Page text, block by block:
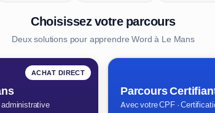
Choisissez votre parcours
Deux solutions pour apprendre Word à Le Mans
ACHAT DIRECT
administrative
Parcours
Avec votre CPF ·